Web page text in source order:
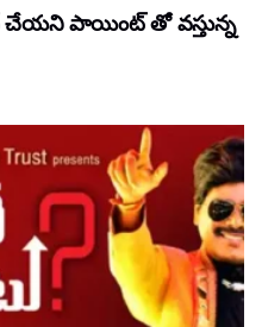
పాయింట్ తో వస్తున్న